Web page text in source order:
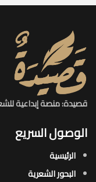
قصيدة: منصة إبداعية
الوصول السريع
الرئيسية
البحور الشعرية​